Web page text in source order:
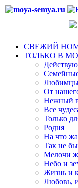
СВЕЖИЙ
ТОЛЬКО В
От
Нежный
Все
Только
Родня
На что
Так не
Мелочи
Небо и
Жизнь и
Любовь,